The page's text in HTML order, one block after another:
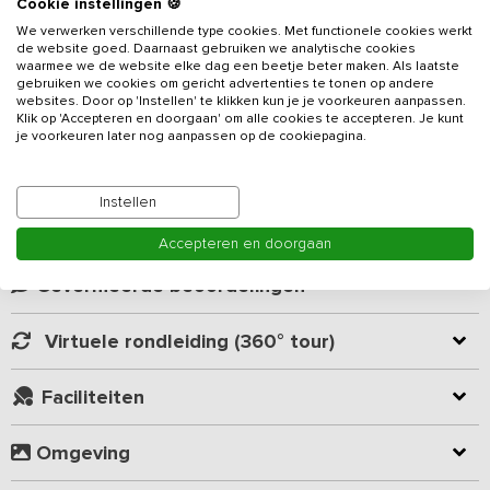
Zodra je aankomt bij deze gloednieuwe vergaderlocatie, ervaar je
direct een sfeer van rust en inspiratie. De stijlvolle inrichting en
doordachte indeling maken deze accommodatie de ideale plek
voor zakelijke bijeenkomsten, heisessies en
teambuildingactiviteiten. Hetvakantieadresbeschikt over een
een speelruimte met o.a. een airhockey- en een tafelvoetbaltafel
en maar liefst 17 luxe slaapkamers, elk met een eigen badkamer.
Hier combineer je efficiënt werken met ontspanning, in een
omgeving die samenwerking stimuleert.
De grote gezamenlijke ruimte is sfeervol en biedt verschillende
hoekjes, zodat iedereen een eigen fijne plek kan kiezen. Een
sfeervolle schouw creëert een fraaie scheiding tussen de
verschillende ruimtes. Terwijl de ene groep brainstormt aan de
houden bij de open haard of ontspannen met een drankje aan de
bar. Het kookeiland is perfect voor gezamenlijke maaltijden of
Kamer indeling
Geverifieerde beoordelingen
Virtuele rondleiding (360° tour)
Faciliteiten
Omgeving
We verwerken verschillende type cookies. Met functionele cookies werkt
de website goed. Daarnaast gebruiken we analytische cookies
waarmee we de website elke dag een beetje beter maken. Als laatste
gebruiken we cookies om gericht advertenties te tonen op andere
websites. Door op 'Instellen' te klikken kun je je voorkeuren aanpassen.
Klik op 'Accepteren en doorgaan' om alle cookies te accepteren. Je kunt
je voorkeuren later nog aanpassen op de cookiepagina.
Instellen
Accepteren en doorgaan